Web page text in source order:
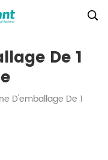
De 1
D'emballage De 1